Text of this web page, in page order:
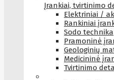
Įrankiai, tvirtinimo
Elektriniai /
Rankiniai
Sodo technika
Pramoninė
Geologinių
Medicininė
Tvirtinimo